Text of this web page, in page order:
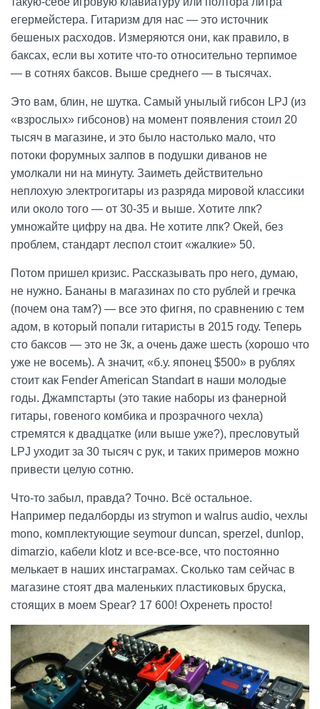
егермейстера. Гитаризм для нас — это источник
бешеных расходов. Измеряются они, как правило, в
баксах, если вы хотите что-то относительно терпимое
— в сотнях баксов. Выше среднего — в тысячах.
Это вам, блин, не шутка. Самый унылый гибсон LPJ (из
«взрослых» гибсонов) на момент появления стоил 20
тысяч в магазине, и это было настолько мало, что
потоки форумных залпов в подушки диванов не
умолкали ни на минуту. Заиметь действительно
неплохую электрогитары из разряда мировой классики
или около того — от 30-35 и выше. Хотите лпк?
умножайте цифру на два. Не хотите лпк? Окей, без
проблем, стандарт леспол стоит «жалкие» 50.
Потом пришел кризис. Рассказывать про него, думаю,
не нужно. Бананы в магазинах по сто рублей и гречка
(почем она там?) — все это фигня, по сравнению с тем
адом, в который попали гитаристы в 2015 году. Теперь
сто баксов — это не 3к, а очень даже шесть (хорошо что
уже не восемь). А значит, «б.у. японец $500» в рублях
стоит как Fender American Standart в наши молодые
годы. Джампстарты (это такие наборы из фанерной
гитары, говеного комбика и прозрачного чехла)
стремятся к двадцатке (или выше уже?), пресловутый
LPJ уходит за 30 тысяч с рук, и таких примеров можно
привести целую сотню.
Что-то забыл, правда? Точно. Всё остальное.
Например педалборды из strymon и walrus audio, чехлы
mono, комплектующие seymour duncan, sperzel, dunlop,
dimarzio, кабели klotz и все-все-все, что постоянно
мелькает в наших инстаграмах. Сколько там сейчас в
магазине стоят два маленьких пластиковых бруска,
стоящих в моем Spear? 17 600! Охренеть просто!